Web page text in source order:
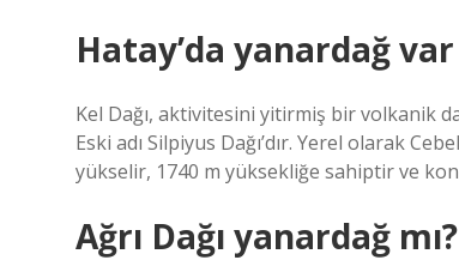
Hatay’da yanardağ var
Kel Dağı, aktivitesini yitirmiş bir volkanik
Eski adı Silpiyus Dağı’dır. Yerel olarak
yükselir, 1740 m yüksekliğe sahiptir ve
Ağrı Dağı yanardağ mı?